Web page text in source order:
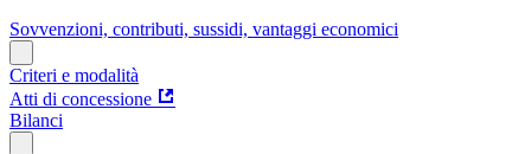
Sovvenzioni, contributi, sussidi, vantaggi economici
Criteri e modalità
Atti di concessione
Bilanci